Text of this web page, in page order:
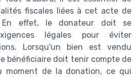
fiscales liées à cet acte de
effet, le donateur doit se
légales pour éviter
Lorsqu'un bien est vendu
bénéficiaire doit tenir compte de
moment de la donation, ce qui